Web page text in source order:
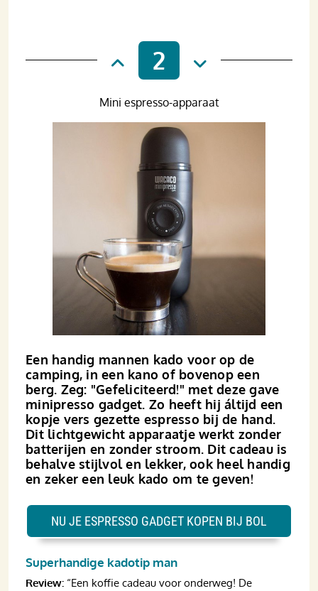
2
Een handig mannen kado voor op de
camping, in een kano of bovenop een
berg. Zeg: "Gefeliciteerd!" met deze gave
mini­­presso gadget. Zo heeft hij áltijd een
kopje vers gezette espresso bij de hand.
Dit licht­­gewicht apparaatje werkt zonder
batterijen en zonder stroom. Dit cadeau is
behalve stijlvol en lekker, ook heel handig
en zeker een leuk kado om te geven!
Mini espresso-apparaat
Superhandige kadotip man
Review: “Een koffie cadeau voor onderweg! De
NU JE ESPRESSO GADGET KOPEN BIJ BOL